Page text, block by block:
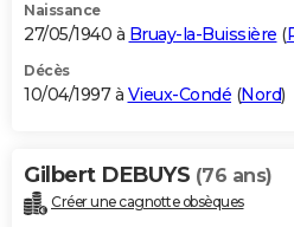
Naissance
27/05/1940 à Bruay-la-Buissière (
Décès
10/04/1997 à Vieux-Condé (Nord)
Gilbert DEBUYS (76 ans)
Créer une cagnotte obsèques